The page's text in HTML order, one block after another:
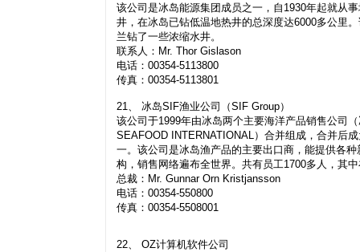
该公司是冰岛能源集团成员之一，自1930年起就从
井，在冰岛已钻低温地热井的总深度达6000多公里
兰钻了一些浓缩水井。
联系人：Mr. Thor Gislason
电话：00354-5113800
传真：00354-5113801
21、 冰岛SIF渔业公司（SIF Group）
该公司于1999年由冰岛两个主要海洋产品销售公司
SEAFOOD INTERNATIONAL）合并组成，合并后
一。该公司是冰岛渔产品的主要出口商，能提供各
构，销售网络遍布全世界。共有员工1700多人，其
总裁：Mr. Gunnar Orn Kristjansson
电话：00354-550800
传真：00354-5508001
22、 OZ计算机软件公司